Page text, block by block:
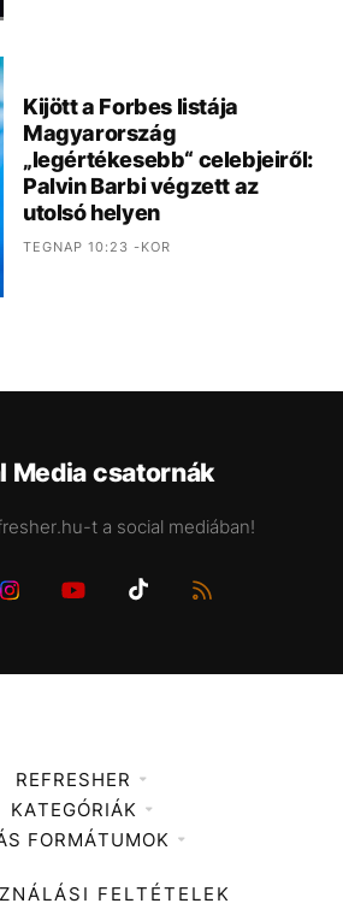
Kijött a Forbes listája
Magyarország
„legértékesebb“ celebjeiről:
Palvin Barbi végzett az
utolsó helyen
TEGNAP 10:23 -KOR
Media csatornák
t a social mediában!
REFRESHER
Médiaajánlat
KATEGÓRIÁK
Zene
Divat
FORMÁTUMOK
FELTÉTELEK